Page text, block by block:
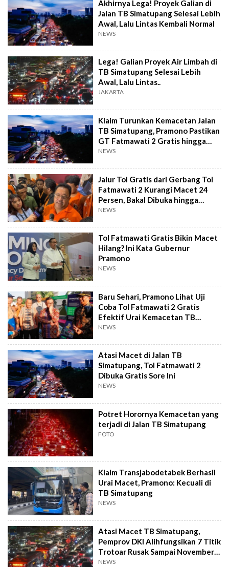
Akhirnya Lega! Proyek Galian di
Jalan TB Simatupang Selesai Lebih
Awal, Lalu Lintas Kembali Normal
NEWS
Lega! Galian Proyek Air Limbah di
TB Simatupang Selesai Lebih
Awal, Lalu Lintas..
JAKARTA
Klaim Turunkan Kemacetan Jalan
TB Simatupang, Pramono Pastikan
GT Fatmawati 2 Gratis hingga
Oktober
NEWS
Jalur Tol Gratis dari Gerbang Tol
Fatmawati 2 Kurangi Macet 24
Persen, Bakal Dibuka hingga
Oktober?
NEWS
Tol Fatmawati Gratis Bikin Macet
Hilang? Ini Kata Gubernur
Pramono
NEWS
Baru Sehari, Pramono Lihat Uji
Coba Tol Fatmawati 2 Gratis
Efektif Urai Kemacetan TB
Simatupang
NEWS
Atasi Macet di Jalan TB
Simatupang, Tol Fatmawati 2
Dibuka Gratis Sore Ini
NEWS
Potret Horornya Kemacetan yang
terjadi di Jalan TB Simatupang
FOTO
Klaim Transjabodetabek Berhasil
Urai Macet, Pramono: Kecuali di
TB Simatupang
NEWS
Atasi Macet TB Simatupang,
Pemprov DKI Alihfungsikan 7 Titik
Trotoar Rusak Sampai November
202
NEWS